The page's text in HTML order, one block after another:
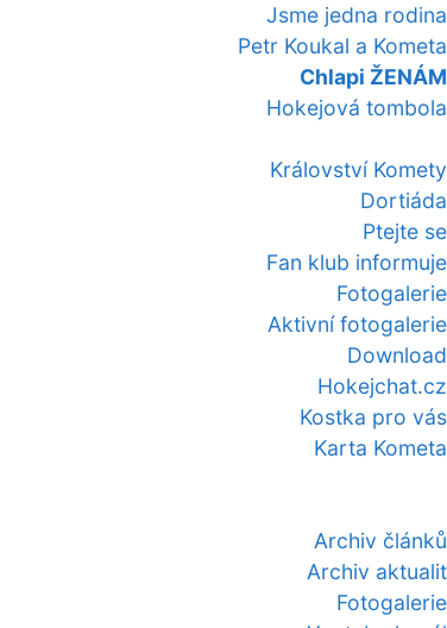
Jsme jedna rodina
Petr Koukal a Kometa
Chlapi ŽENÁM
Hokejová tombola
Království Komety
Dortiáda
Ptejte se
Fan klub informuje
Fotogalerie
Aktivní fotogalerie
Download
Hokejchat.cz
Kostka pro vás
Karta Kometa
Archiv článků
Archiv aktualit
Fotogalerie